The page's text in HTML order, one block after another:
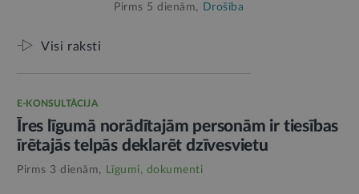
Pirms 5 dienām, Drošība
Visi raksti
E-KONSULTĀCIJA
Īres līgumā norādītajām personām ir tiesības
īrētajās telpās deklarēt dzīvesvietu
Pirms 3 dienām, Līgumi, dokumenti